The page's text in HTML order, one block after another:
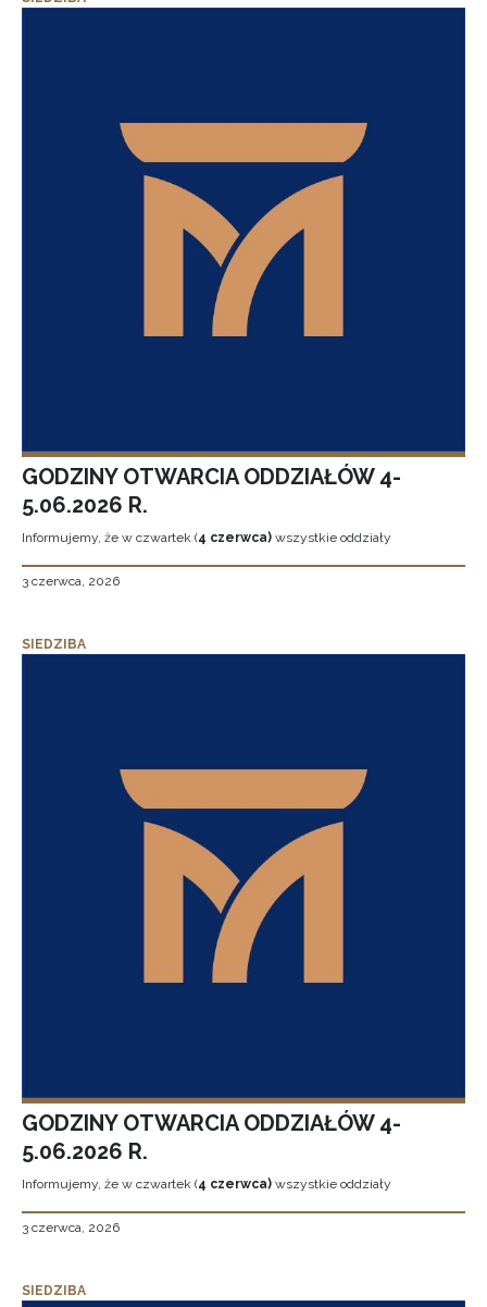
GODZINY OTWARCIA ODDZIAŁÓW 4-
5.06.2026 R.
Informujemy, że w czwartek (4 czerwca) wszystkie oddziały
3 czerwca, 2026
SIEDZIBA
GODZINY OTWARCIA ODDZIAŁÓW 4-
5.06.2026 R.
Informujemy, że w czwartek (4 czerwca) wszystkie oddziały
3 czerwca, 2026
SIEDZIBA